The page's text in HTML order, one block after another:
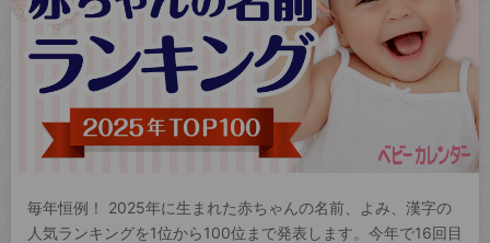
毎年恒例！ 2025年に生まれた赤ちゃんの名前、よみ、漢字の
人気ランキングを1位から100位まで発表します。今年で16回目